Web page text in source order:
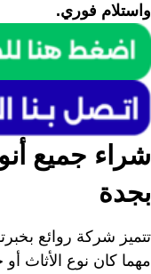
واستلام فوري.
شراء جميع
بجدة
تتميز شركة روائع
مهما كان نوع الأثاث